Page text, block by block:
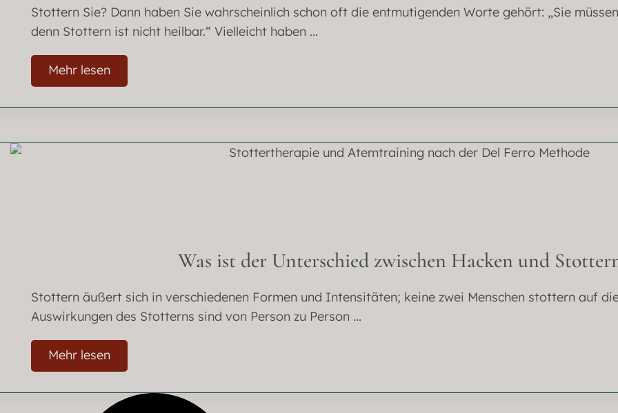
Stottern Sie? Dann haben Sie wahrscheinlich schon oft die entmutigenden Worte gehört: „Sie
denn Stottern ist nicht heilbar.“ Vielleicht haben ...
Mehr lesen
Was ist der Unterschied zwischen Hacken und
Stottern äußert sich in verschiedenen Formen und Intensitäten; keine zwei Menschen stottern auf
Auswirkungen des Stotterns sind von Person zu Person ...
Mehr lesen